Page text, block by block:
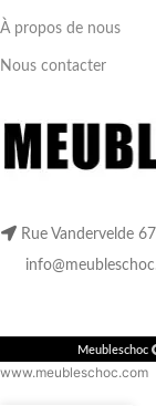
À propos de nous
Nous contacter
Rue Vandervelde
Meubleschoc
www.meubleschoc.com